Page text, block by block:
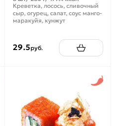
Креветка, лосось, сливочный
сыр, огурец, салат, соус манго-
маракуйя, кунжут
29.5руб.